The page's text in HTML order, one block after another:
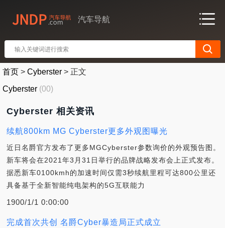
汽车导航
首页 > Cyberster > 正文
Cyberster (00)
Cyberster 相关资讯
续航800km MG Cyberster更多外观图曝光
近日名爵官方发布了更多MGCyberster参数询价的外观预告图。
新车将会在2021年3月31日举行的品牌战略发布会上正式发布。
据悉新车0100kmh的加速时间仅需3秒续航里程可达800公里还
具备基于全新智能纯电架构的5G互联能力
1900/1/1 0:00:00
完成首次共创 名爵Cyber暴造局正式成立